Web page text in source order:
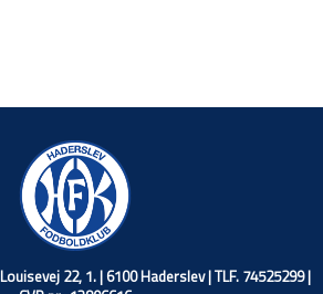
22, 1. | 6100 Haderslev | TLF. 74525299 |